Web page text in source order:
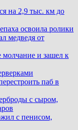
на 2,9 тыс. км до
освоила ролики
медведя от
молчание и зашел к
паб в
с сыром,
с пенисом,